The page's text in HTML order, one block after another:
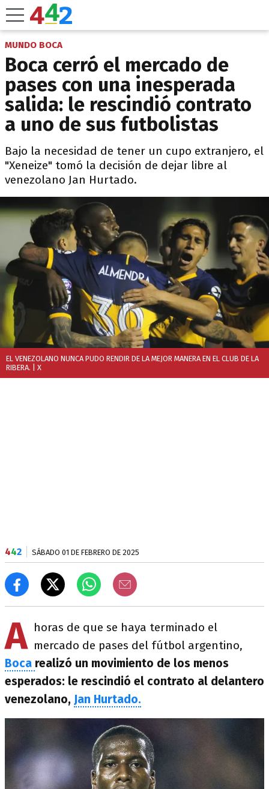
MUNDO BOCA
Boca cerró el mercado de
pases con una inesperada
salida: le rescindió contrato
a uno de sus futbolistas
Bajo la necesidad de tener un cupo extranjero, el
"Xeneize" tomó la decisión de dejar libre al
venezolano Jan Hurtado.
EL VENEZOLANO NUNCA PUDO RENDIR DE LA MEJOR MANERA EN EL CLUB DE LA
RIBERA. | X
442 SÁBADO 01 DE FEBRERO DE 2025
A horas de que se haya terminado el
mercado de pases del fútbol argentino,
Boca realizó un movimiento de los menos
esperados: le rescindió el contrato al delantero
venezolano, Jan Hurtado.